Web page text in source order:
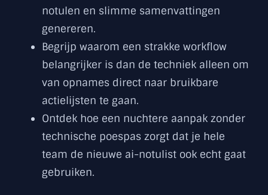
notulen en slimme samenvattingen
genereren.
Begrijp waarom een strakke workflow
belangrijker is dan de techniek alleen om
van opnames direct naar bruikbare
actielijsten te gaan.
Ontdek hoe een nuchtere aanpak zonder
technische poespas zorgt dat je hele
team de nieuwe ai-notulist ook echt gaat
gebruiken.